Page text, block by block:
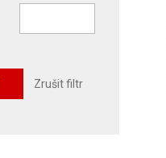
Zrušit filtr